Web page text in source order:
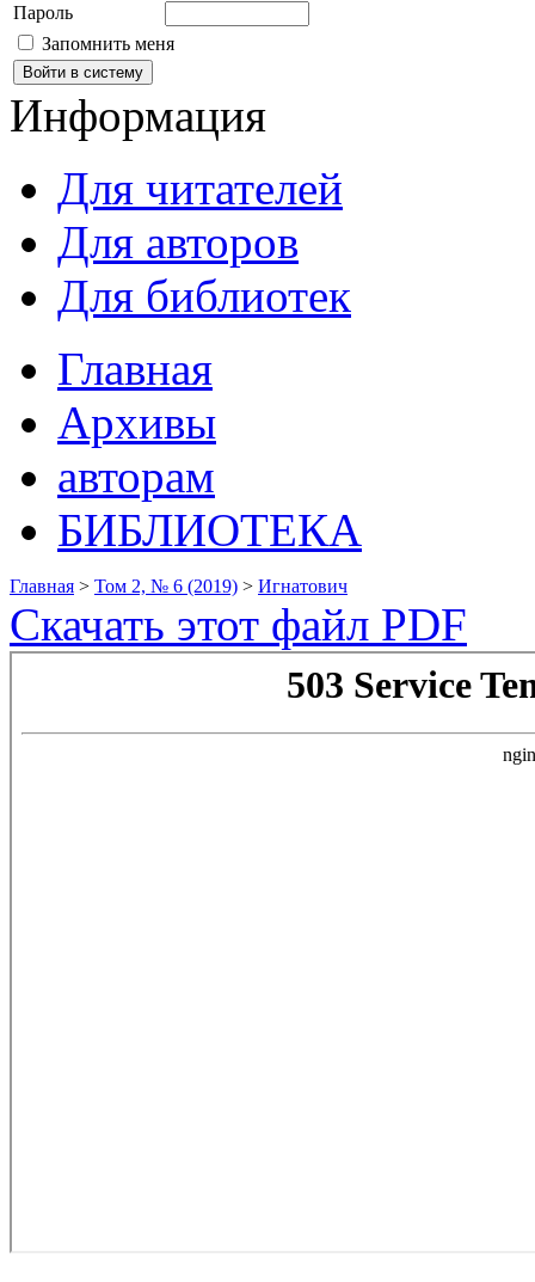
Пароль
Запомнить меня
Информация
Для читателей
Для авторов
Для библиотек
Главная
Архивы
авторам
БИБЛИОТЕКА
Главная > Том 2, № 6 (2019) > Игнатович
Скачать этот файл PDF